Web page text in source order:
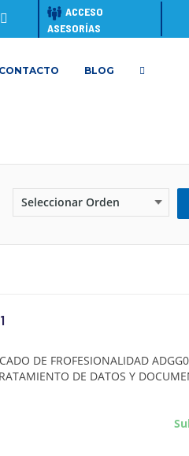
ACCESO
ASESORÍAS
CONTACTO BLOG
DE FROFESIONALIDAD
DE DATOS Y